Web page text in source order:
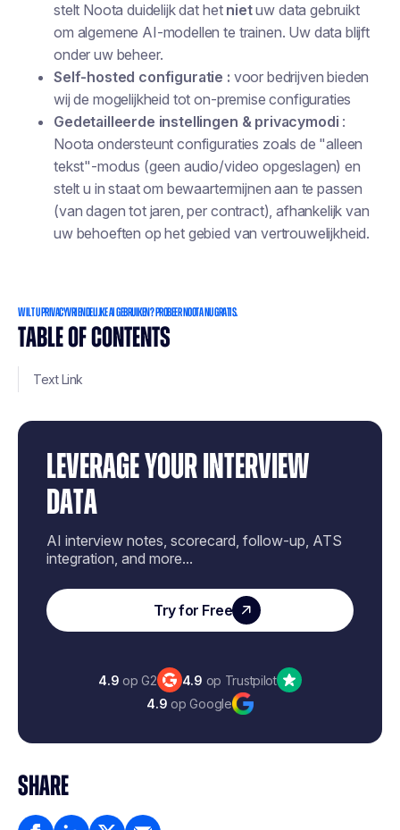
TABLE OF CONTENTS
Text Link
LEVERAGE YOUR INTERVIEW
DATA
AI interview notes, scorecard, follow-up, ATS
integration, and more...
Try for Free
4.9 op G2 4.9 op Trustpilot
4.9 op Google
SHARE
stelt Noota duidelijk dat het nietuw data gebruikt
om algemene AI-modellen te trainen. Uw data blijft
onder uw beheer.
Self-hosted configuratie : voor bedrijven bieden
wij de mogelijkheid tot on-premise configuraties
Gedetailleerde instellingen & privacymodi :
Noota ondersteunt configuraties zoals de "alleen
tekst"-modus (geen audio/video opgeslagen) en
stelt u in staat om bewaartermijnen aan te passen
(van dagen tot jaren, per contract), afhankelijk van
uw behoeften op het gebied van vertrouwelijkheid.
WILT U PRIVACYVRIENDELIJKE AI GEBRUIKEN? PROBEER NOOTA NU GRATIS.